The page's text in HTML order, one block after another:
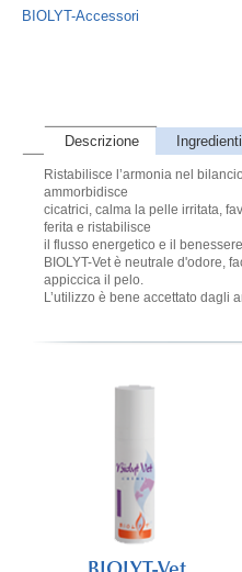
BIOLYT-Accessori
Descrizione Ingredienti
Ristabilisce l’armonia nel
ammorbidisce
cicatrici, calma la pelle irritata,
ferita e ristabilisce
il flusso energetico e il
BIOLYT-Vet è neutrale d'odore,
appiccica il pelo.
L’utilizzo è bene accettato dagli